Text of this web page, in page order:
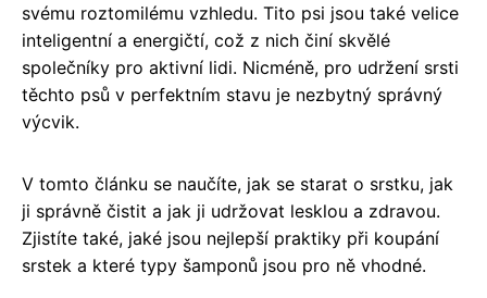
svému roztomilému vzhledu. Tito psi jsou také velice
inteligentní a energičtí, což z nich činí skvělé
společníky pro aktivní lidi. Nicméně, pro udržení srsti
těchto psů v perfektním stavu je nezbytný správný
výcvik.
V tomto článku se naučíte, jak se starat o srstku, jak
ji správně čistit a jak ji udržovat lesklou a zdravou.
Zjistíte také, jaké jsou nejlepší praktiky při koupání
srstek a které typy šamponů jsou pro ně vhodné.